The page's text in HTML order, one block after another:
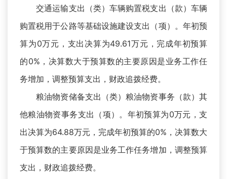
交通运输支出（类）车辆购置税支出（款）车辆
购置税用于公路等基础设施建设支出（项）。年初预
算为0万元，支出决算为49.61万元，完成年初预算
的0%，决算数大于预算数的主要原因是业务工作任
务增加，调整预算支出，财政追拨经费。
粮油物资储备支出（类）粮油物资事务（款）其
他粮油物资事务支出（项）。年初预算为0万元，支
出决算为64.88万元，完成年初预算的0%，决算数大
于预算数的主要原因是业务工作任务增加，调整预算
支出，财政追拨经费。